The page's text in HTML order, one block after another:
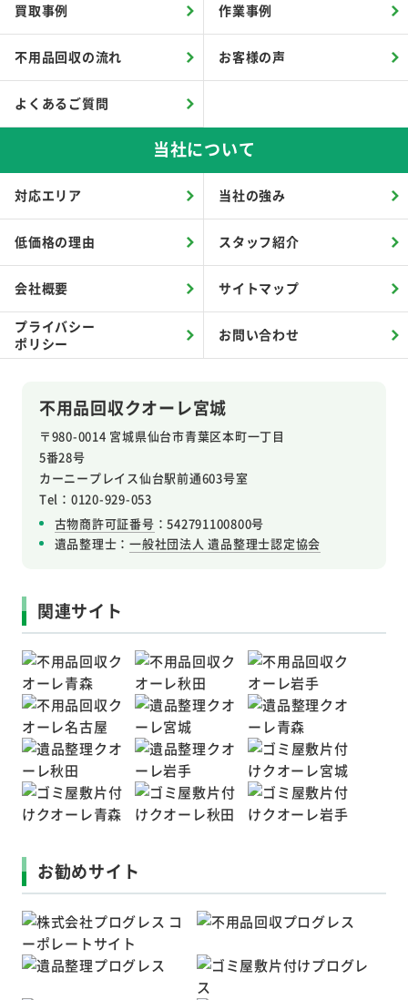
不用品回収クオーレ宮城
〒980-0014 宮城県仙台市青葉区本町一丁目
5番28号
カーニープレイス仙台駅前通603号室
Tel：0120-929-053
古物商許可証番号 ：542791100800号
遺品整理士： 一般社団法人 遺品整理士認定協会
買取事例 作業事例
不用品回収の流れ お客様の声
よくあるご質問
当社について
対応エリア 当社の強み
低価格の理由 スタッフ紹介
会社概要 サイトマップ
プライバシー
ポリシー
お問い合わせ
関連サイト
お勧めサイト